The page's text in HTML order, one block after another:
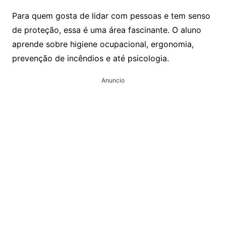
Para quem gosta de lidar com pessoas e tem senso
de proteção, essa é uma área fascinante. O aluno
aprende sobre higiene ocupacional, ergonomia,
prevenção de incêndios e até psicologia.
Anuncio